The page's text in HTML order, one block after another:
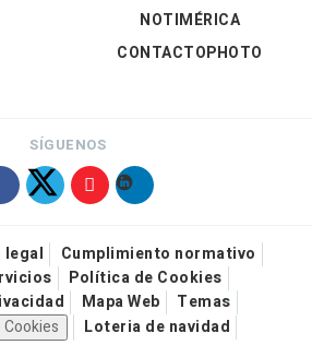
NOTIMÉRICA
CONTACTOPHOTO
SÍGUENOS
legal
Cumplimiento normativo
Política de Cookies
Mapa Web
Temas
Loteria de navidad